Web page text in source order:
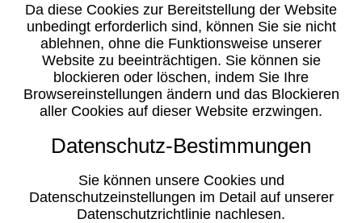
Da diese Cookies zur Bereitstellung der Website
unbedingt erforderlich sind, können Sie sie nicht
ablehnen, ohne die Funktionsweise unserer
Website zu beeinträchtigen. Sie können sie
blockieren oder löschen, indem Sie Ihre
Browsereinstellungen ändern und das Blockieren
aller Cookies auf dieser Website erzwingen.
Datenschutz-Bestimmungen
Sie können unsere Cookies und
Datenschutzeinstellungen im Detail auf unserer
Datenschutzrichtlinie nachlesen.